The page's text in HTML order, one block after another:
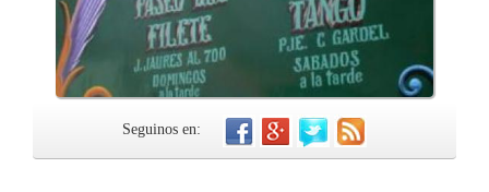
Seguinos en: